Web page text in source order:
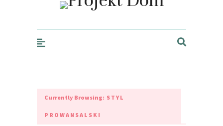
Currently Browsing: STYL
PROWANSALSKI